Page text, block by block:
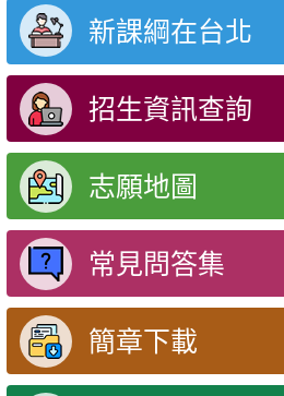
新課綱在台北
招生資訊查詢
志願地圖
常見問答集
簡章下載